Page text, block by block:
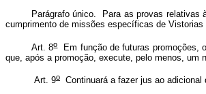
Parágrafo único. Para as provas relativas
cumprimento de missões específicas de
Art. 8oEm função de futuras promoções,
que, após a promoção, execute, pelo menos, um
Art. 9o
Continuará a fazer jus ao